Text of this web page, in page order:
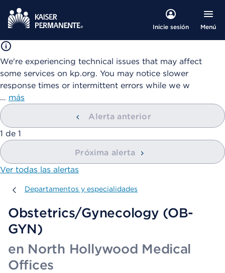
Inicie sesión Menú
We're experiencing technical issues that may affect
some services on kp.org. You may notice slower
response times or intermittent errors while we w
… más
Alerta anterior
mostrando
1 de 1
Próxima alerta
Ver todas las alertas
Departamentos y especialidades
Departamentos y especialidades
Obstetrics/Gynecology (OB-
GYN)
en North Hollywood Medical
Offices